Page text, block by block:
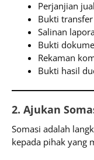
Perjanjian
Bukti
Salinan
Bukti
Rekaman
Bukti hasil
2. Ajukan
Somasi adalah
kepada pihak yang